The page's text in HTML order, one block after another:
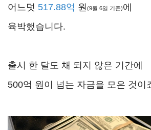
어느덧 517.88억 원 (9월 6일 기준)에
육박했습니다.
출시 한 달도 채 되지 않은 기간에
500억 원이 넘는 자금을 모은 것이